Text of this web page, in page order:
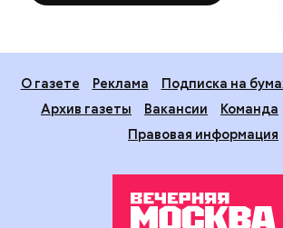
О газете Реклама
Подписка на
Архив газеты
Вакансии Команда
Правовая информация